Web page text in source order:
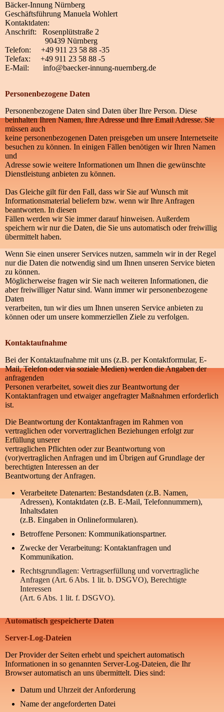
Bäcker-Innung Nürnberg
Geschäftsführung Manuela Wohlert
Kontaktdaten:
Anschrift: Rosenplütstraße 2
90439 Nürnberg
Telefon: +49 911 23 58 88 -35
Telefax: +49 911 23 58 88 -5
E-Mail: info@baecker-innung-nuernberg.de
Personenbezogene Daten
Personenbezogene Daten sind Daten über Ihre Person. Diese
beinhalten Ihren Namen, Ihre Adresse und Ihre Email Adresse. Sie
müssen auch
keine personenbezogenen Daten preisgeben um unsere Internetseite
besuchen zu können. In einigen Fällen benötigen wir Ihren Namen
und
Adresse sowie weitere Informationen um Ihnen die gewünschte
Dienstleistung anbieten zu können.
Das Gleiche gilt für den Fall, dass wir Sie auf Wunsch mit
Informationsmaterial beliefern bzw. wenn wir Ihre Anfragen
beantworten. In diesen
Fällen werden wir Sie immer darauf hinweisen. Außerdem
speichern wir nur die Daten, die Sie uns automatisch oder freiwillig
übermittelt haben.
Wenn Sie einen unserer Services nutzen, sammeln wir in der Regel
nur die Daten die notwendig sind um Ihnen unseren Service bieten
zu können.
Möglicherweise fragen wir Sie nach weiteren Informationen, die
aber freiwilliger Natur sind. Wann immer wir personenbezogene
Daten
verarbeiten, tun wir dies um Ihnen unseren Service anbieten zu
können oder um unsere kommerziellen Ziele zu verfolgen.
Kontaktaufnahme
Bei der Kontaktaufnahme mit uns (z.B. per Kontaktformular, E-
Mail, Telefon oder via soziale Medien) werden die Angaben der
anfragenden
Personen verarbeitet, soweit dies zur Beantwortung der
Kontaktanfragen und etwaiger angefragter Maßnahmen erforderlich
ist.
Die Beantwortung der Kontaktanfragen im Rahmen von
vertraglichen oder vorvertraglichen Beziehungen erfolgt zur
Erfüllung unserer
vertraglichen Pflichten oder zur Beantwortung von
(vor)vertraglichen Anfragen und im Übrigen auf Grundlage der
berechtigten Interessen an der
Beantwortung der Anfragen.
Verarbeitete Datenarten: Bestandsdaten (z.B. Namen,
Adressen), Kontaktdaten (z.B. E-Mail, Telefonnummern),
Inhaltsdaten
(z.B. Eingaben in Onlineformularen).
Betroffene Personen: Kommunikationspartner.
Zwecke der Verarbeitung: Kontaktanfragen und
Kommunikation.
Rechtsgrundlagen: Vertragserfüllung und vorvertragliche
Anfragen (Art. 6 Abs. 1 lit. b. DSGVO), Berechtigte
Interessen
(Art. 6 Abs. 1 lit. f. DSGVO).
Automatisch gespeicherte Daten
Server-Log-Dateien
Der Provider der Seiten erhebt und speichert automatisch
Informationen in so genannten Server-Log-Dateien, die Ihr
Browser automatisch an uns übermittelt. Dies sind:
Datum und Uhrzeit der Anforderung
Name der angeforderten Datei